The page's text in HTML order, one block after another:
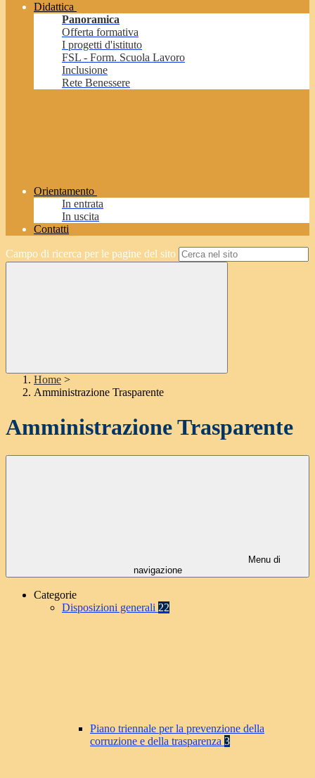
Didattica
Panoramica
Offerta formativa
I progetti d'istituto
FSL - Form. Scuola Lavoro
Inclusione
Rete Benessere
Orientamento
In entrata
In uscita
Contatti
Campo di ricerca per le pagine del sito
Home >
Amministrazione Trasparente
Amministrazione Trasparente
Menu di
navigazione
Categorie
Disposizioni generali 22
Piano triennale per la prevenzione della
corruzione e della trasparenza 3